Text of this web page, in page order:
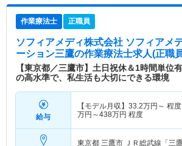
作業療法士 正職員
ソフィアメディ株式会社 ソフィアメ
ーション三鷹の作業療法士求人(正職
【東京都／三鷹市】土日祝休＆1時間単位
の高水準で、私生活も大切にできる環境
給与
【モデル月収】 33.2万円～ 程度
万円～438万円 程度
東京都 三鷹市 ＪＲ総武線「三